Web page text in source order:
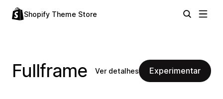
Shopify Theme Store
Fullframe Ver detalhes Experimentar